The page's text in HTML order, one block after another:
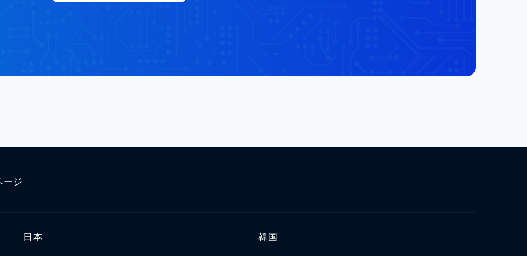
ージ
日本 韓国